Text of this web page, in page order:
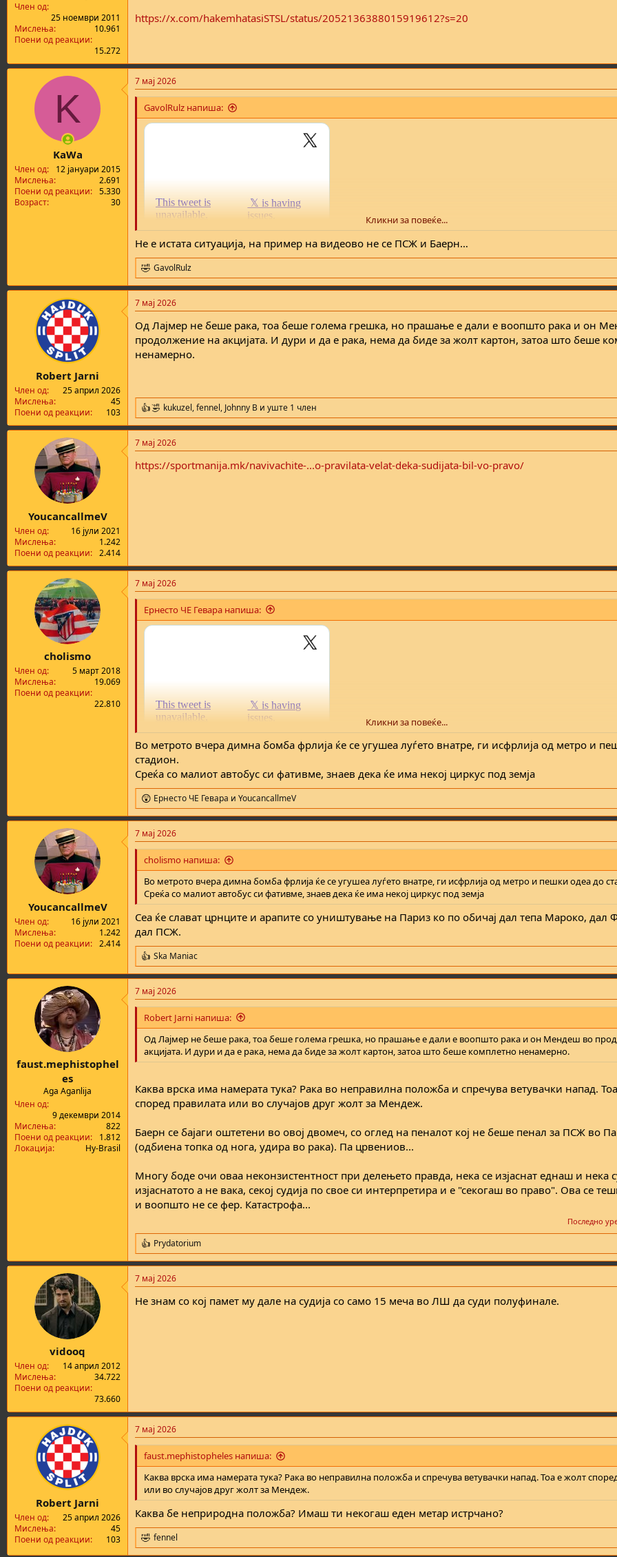
Член од
25 ноември 2011
Мислења
10.961
Поени од реакции
15.272
https://x.com/hakemhatasiSTSL/status/2052136388015919612?s=20
K
KaWa
Член од
12 јануари 2015
Мислења
2.691
Поени од реакции
5.330
Возраст
30
7 мај 2026
GavolRulz напиша:
Кликни за повеќе...
Не е истата ситуација, на пример на видеово не се ПСЖ и Баерн…
R
e
a
c
i
o
n
s
GavolRulz
Robert Jarni
Член од
25 април 2026
Мислења
45
Поени од реакции
103
7 мај 2026
Од Лајмер не беше рака, тоа беше голема грешка, но прашање е дали е воопшто рака и он
продолжение на акцијата. И дури и да е рака, нема да биде за жолт картон, затоа што беше
ненамерно.
R
e
a
c
i
kukuzel,fennel, Johnny B и уште 1 член
YoucancallmeV
Член од
16 јули 2021
Мислења
1.242
Поени од реакции
2.414
7 мај 2026
https://sportmanija.mk/navivachite-...o-pravilata-velat-deka-sudijata-bil-vo-pravo/
cholismo
Член од
5 март 2018
Мислења
19.069
Поени од реакции
22.810
7 мај 2026
Ернесто ЧЕ Гевара напиша:
Кликни за повеќе...
Во метрото вчера димна бомба фрлија ќе се угушеа луѓето внатре, ги исфрлија од метро и
стадион.
Среќа со малиот автобус си фативме, знаев дека ќе има некој циркус под земја
R
e
a
c
t
o
:
Ернесто ЧЕ Гевара и YoucancallmeV
YoucancallmeV
Член од
16 јули 2021
Мислења
1.242
Поени од реакции
2.414
7 мај 2026
cholismo напиша:
Во метрото вчера димна бомба фрлија ќе се угушеа луѓето внатре, ги исфрлија од метро и пешки одеа до
Среќа со малиот автобус си фативме, знаев дека ќе има некој циркус под земја
Сеа ќе слават црнците и арапите со уништување на Париз ко по обичај дал тепа Мароко, дал
дал ПСЖ.
R
e
a
c
t
o
n
:
Ska Maniac
faust.mephistophel
es
Aga Aganlija
Член од
9 декември 2014
Мислења
822
Поени од реакции
1.812
Локација
Hy-Brasil
7 мај 2026
Robert Jarni напиша:
Од Лајмер не беше рака, тоа беше голема грешка, но прашање е дали е воопшто рака и он Мендеш во
акцијата. И дури и да е рака, нема да биде за жолт картон, затоа што беше комплетно ненамерно.
Каква врска има намерата тука? Рака во неправилна положба и спречува ветувачки напад.
според правилата или во случајов друг жолт за Мендеж.
Баерн се бајаги оштетени во овој двомеч, со оглед на пеналот кој не беше пенал за ПСЖ во
(одбиена топка од нога, удира во рака). Па црвениов...
Многу боде очи оваа неконзистентност при делењето правда, нека се изјаснат еднаш и нека
изјаснатото а не вака, секој судија по свое си интерпретира и е "секогаш во право". Ова се
и воопшто не се фер. Катастрофа...
Последно
R
e
a
c
i
Prydatorium
vidooq
Член од
14 април 2012
Мислења
34.722
Поени од реакции
73.660
7 мај 2026
Не знам со кој памет му дале на судија со само 15 меча во ЛШ да суди полуфинале.
Robert Jarni
Член од
25 април 2026
Мислења
45
Поени од реакции
103
7 мај 2026
faust.mephistopheles напиша:
Каква врска има намерата тука? Рака во неправилна положба и спречува ветувачки напад. Тоа е жолт
или во случајов друг жолт за Мендеж.
Каква бе неприродна положба? Имаш ти некогаш еден метар истрчано?
R
e
fennel